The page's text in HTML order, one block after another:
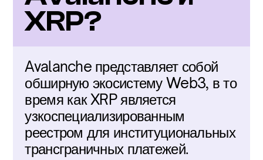
XRP?
Avalanche представляет собой
обширную экосистему Web3, в то
время как XRP является
узкоспециализированным
реестром для институциональных
трансграничных платежей.